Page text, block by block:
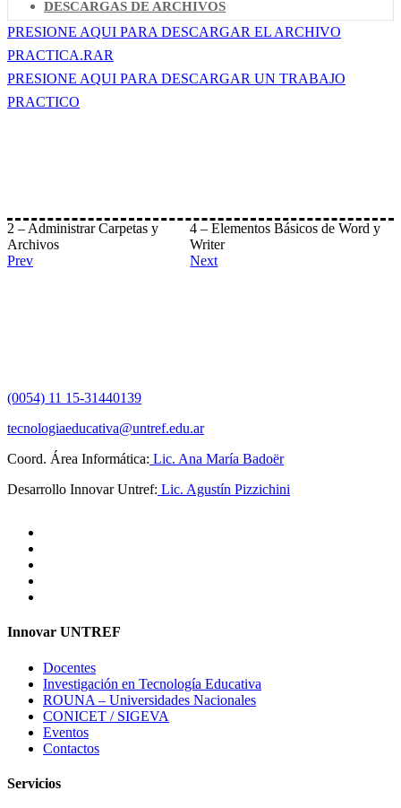
DESCARGAS DE ARCHIVOS
PRESIONE AQUI PARA DESCARGAR EL ARCHIVO
PRACTICA.RAR
PRESIONE AQUI PARA DESCARGAR UN TRABAJO
PRACTICO
2 – Administrar Carpetas y
Archivos
Prev
4 – Elementos Básicos de Word y
Writer
Next
(0054) 11 15-31440139
tecnologiaeducativa@untref.edu.ar
Coord. Área Informática: Lic. Ana María Badoër
Desarrollo Innovar Untref: Lic. Agustín Pizzichini
Innovar UNTREF
Docentes
Investigación en Tecnología Educativa
ROUNA – Universidades Nacionales
CONICET / SIGEVA
Eventos
Contactos
Servicios